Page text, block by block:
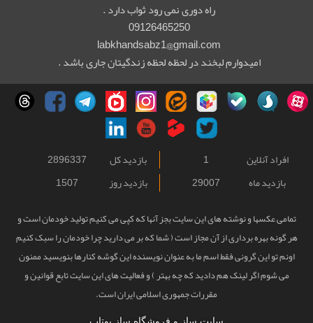
راه دوری نمی رود ثواب دارد .
09126465250
labkhandsabz1@gmail.com
امیدوارم لبخند در لحظه لحظه زندگیتان جاری باشد .
افراد آنلاین 1 بازدید کل
2896337
بازدید ماه
29007 بازدید روز 1507
تمامی عکسها و نوشته های این سایت بجز آنها که کپی می کنیم تولید خودمان است و
هر گونه بهره برداری از آن مجاز است ( شما که بر می دارید چرا خودمان را سبک کنیم
اونم تو این گرونی فقط اسم ما به عنوان نویسنده این گوشه کنارها بنویسید ممنون
می شوم اگر لینک هم دادید که چه بهتر ) و فعالیت های این سایت تابع قوانین و
مقررات جمهوری اسلامی ایران است.